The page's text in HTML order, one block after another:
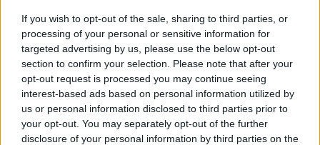
If you wish to opt-out of the sale, sharing to third parties, or
processing of your personal or sensitive information for
targeted advertising by us, please use the below opt-out
section to confirm your selection. Please note that after your
opt-out request is processed you may continue seeing
interest-based ads based on personal information utilized by
us or personal information disclosed to third parties prior to
your opt-out. You may separately opt-out of the further
disclosure of your personal information by third parties on the
23:15
Οι ΗΠΑ αναστέλλουν τις εισαγωγές από τον μεγαλύτερο
παραγωγό αβοκάντο του Μεξικού
23:09
Κατσαφάδος από τα Βίλια: «Κανένας δεν μένει πίσω» -
Σε εξέλιξη οι διαδικασίες αποζημιώσεων για τους
πληγέντες